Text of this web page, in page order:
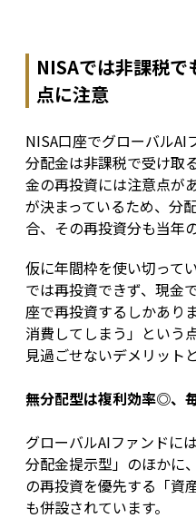
NISAでは非課税
点に注意
NISA口座でグローバルAI
分配金は非課税で受け取
金の再投資には注意点が
が決まっているため、分
合、その再投資分も当年
仮に年間枠を使い切って
では再投資できず、現金
座で再投資するしかあり
消費してしまう」という
見過ごせないデメリット
無分配型は複利効率◎、
グローバルAIファンドに
分配金提示型」のほかに
の再投資を優先する「資
も併設されています。